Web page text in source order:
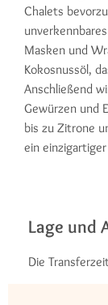
Chalets
Masken und
Kokosnussöl,
Anschließend
Gewürzen und
bis zu Zitrone
ein
Lage und
Die